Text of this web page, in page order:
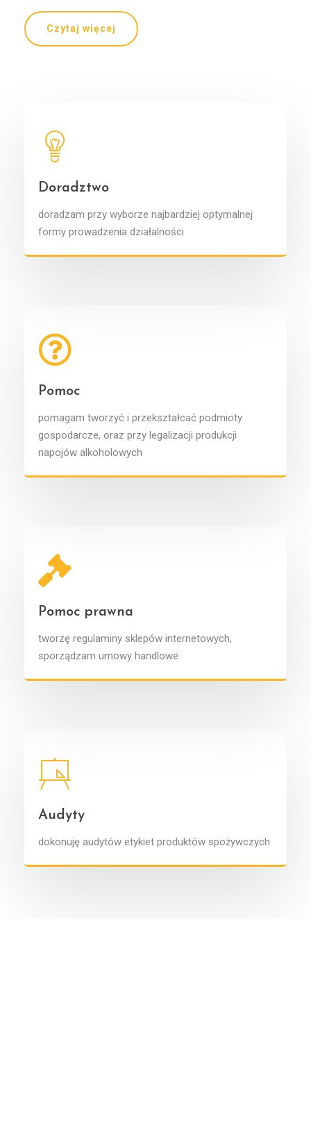
Czytaj więcej
Doradztwo
doradzam przy wyborze najbardziej optymalnej
formy prowadzenia działalności
Pomoc
pomagam tworzyć i przekształcać podmioty
gospodarcze, oraz przy legalizacji produkcji
napojów alkoholowych
Pomoc prawna
tworzę regulaminy sklepów internetowych,
sporządzam umowy handlowe
Audyty
dokonuję audytów etykiet produktów spożywczych